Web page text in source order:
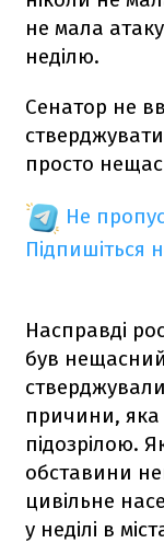
не мала
неділю.
Сенатор не
просто
Не
Підпишіться
Насправді
був
причини, яка
підозрілою.
обставини
цивільне
у неділі в